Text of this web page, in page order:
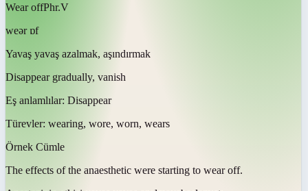
Wear offPhr.V
weər ɒf
Yavaş yavaş azalmak, aşındırmak
Disappear gradually, vanish
Eş anlamlılar: Disappear
Türevler: wearing, wore, worn, wears
Örnek Cümle
The effects of the anaesthetic were starting to wear off.